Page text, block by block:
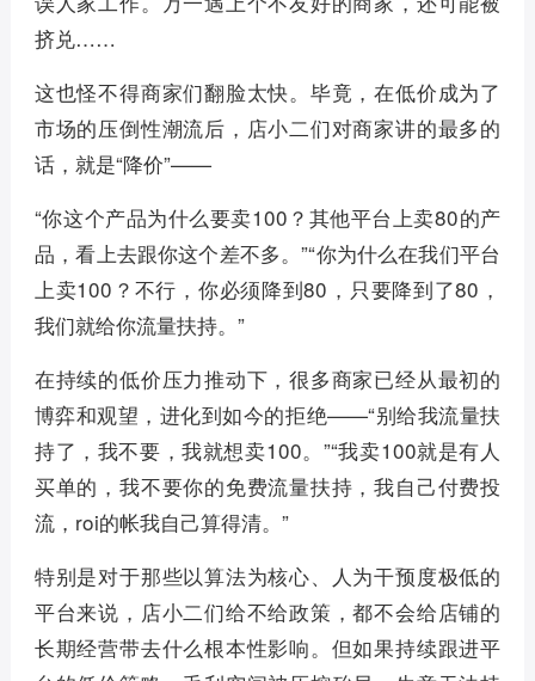
挤兑……
这也怪不得商家们翻脸太快。毕竟，在低价成为了
市场的压倒性潮流后，店小二们对商家讲的最多的
话，就是“降价”——
“你这个产品为什么要卖100？其他平台上卖80的产
品，看上去跟你这个差不多。”“你为什么在我们平台
上卖100？不行，你必须降到80，只要降到了80，
我们就给你流量扶持。”
在持续的低价压力推动下，很多商家已经从最初的
博弈和观望，进化到如今的拒绝——“别给我流量扶
持了，我不要，我就想卖100。”“我卖100就是有人
买单的，我不要你的免费流量扶持，我自己付费投
流，roi的帐我自己算得清。”
特别是对于那些以算法为核心、人为干预度极低的
平台来说，店小二们给不给政策，都不会给店铺的
长期经营带去什么根本性影响。但如果持续跟进平